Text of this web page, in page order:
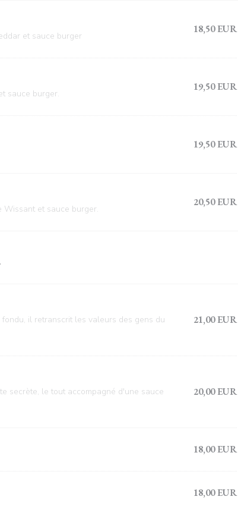
et sauce burger
18,50 EUR
sauce burger.
19,50 EUR
19,50 EUR
Wissant et sauce burger.
20,50 EUR
il retranscrit les valeurs des gens du
21,00 EUR
secrète, le tout accompagné d'une sauce
20,00 EUR
18,00 EUR
18,00 EUR